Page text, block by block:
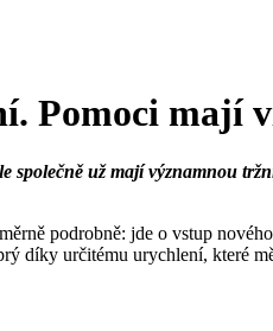
Pomoci mají
společně už mají významnou
podrobně: jde o vstup
díky určitému urychlení, které